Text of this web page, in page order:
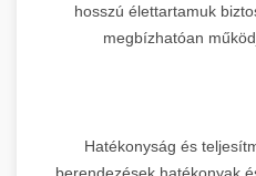
hosszú élettartamuk
megbízhatóan
Hatékonyság és
berendezések hatékonyak